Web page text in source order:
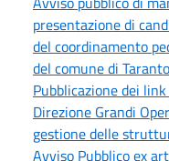
presentazione di
del coordinamento
del comune di Taranto
Pubblicazione dei
Direzione Grandi
gestione delle
Avviso Pubblico ex